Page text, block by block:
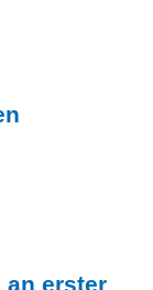
an erster